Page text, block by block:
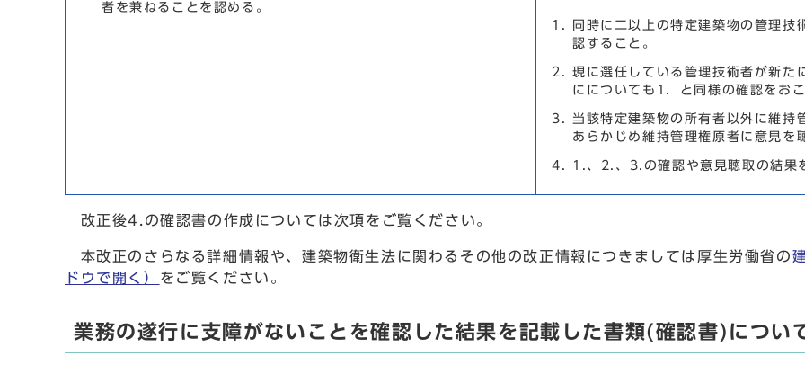
者を兼ねることを認める。
同時に二以上の特定建築物の管理
認すること。
現に選任している管理技術者が新た
にについても1．と同様の確認をお
当該特定建築物の所有者以外に維
あらかじめ維持管理権原者に意見を
1.、2.、3.の確認や意見聴取の結果
改正後4.の確認書の作成については次項をご覧ください。
本改正のさらなる詳細情報や、建築物衛生法に関わるその他の改正情報につきましては厚生労働省の
ドウで開く） をご覧ください。
業務の遂行に支障がないことを確認した結果を記載した書類(確認書)につい